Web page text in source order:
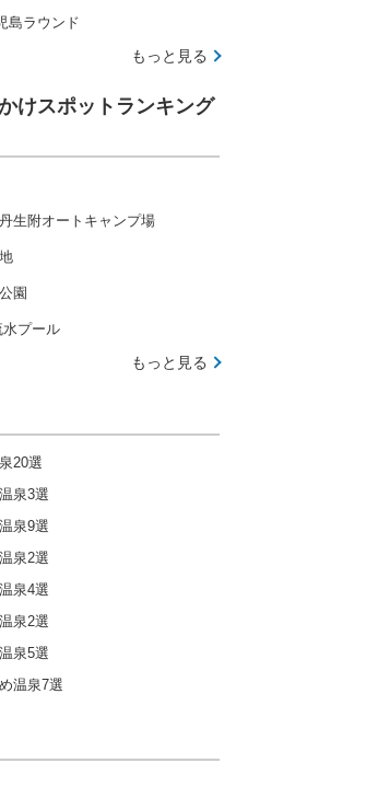
島ラウンド
もっと見る
けスポットランキング
生附オートキャンプ場
園
プール
もっと見る
20選
泉3選
泉9選
泉2選
泉4選
泉2選
泉5選
温泉7選